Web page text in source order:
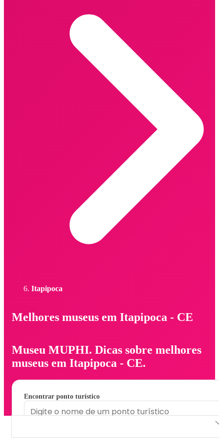
Itapipoca
Melhores museus em Itapipoca - CE
Museu MUPHI. Dicas sobre melhores
museus em Itapipoca - CE.
Encontrar ponto turístico